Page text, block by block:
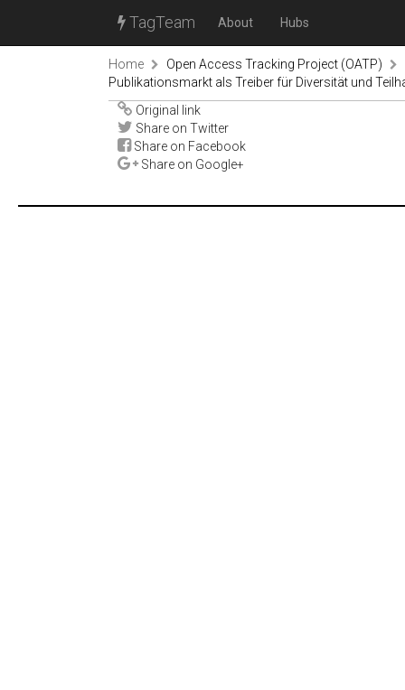
TagTeam About Hubs
Home
Open Access Tracking Project (OATP)
Publikationsmarkt als Treiber für Diversität und
Original link
Share on Twitter
Share on Facebook
Share on Google+